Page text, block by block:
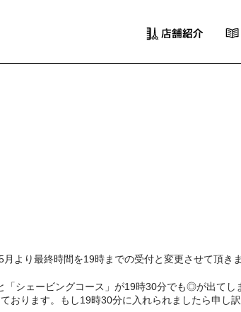
より最終時間を19時までの受付と変更させて頂きま
シェービングコース」が19時30分でも◎が出てし
ります。もし19時30分に入れられましたら申し